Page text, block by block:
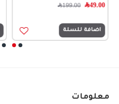
49.00﷼ 199.00﷼
اضافة للسلة
معلومات